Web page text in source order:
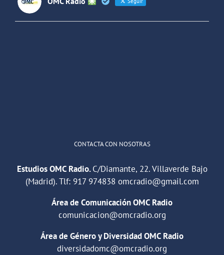
CONTACTA CON NOSOTRAS
Estudios OMC Radio.C/Diamante, 22. Villaverde Bajo
(Madrid). Tlf: 917 974838 omcradio@gmail.com
Área de Comunicación OMC Radio
comunicacion@omcradio.org
Área de Género y Diversidad OMC Radio
diversidadomc@omcradio.org